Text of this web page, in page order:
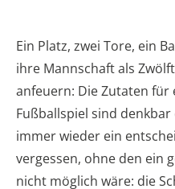
Ein Platz, zwei Tore, ein
ihre Mannschaft als
anfeuern: Die Zutaten für
Fußballspiel sind
immer wieder ein
vergessen, ohne den ein
nicht möglich wäre: die